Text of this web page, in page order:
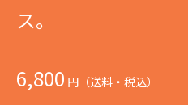
ス。
6,800